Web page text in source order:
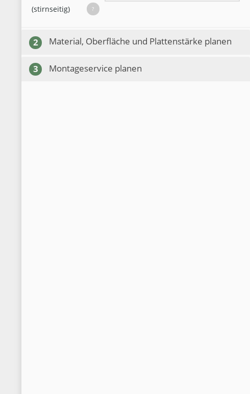
(stirnseitig) ?
2 Material, Oberfläche und Plattenstärke planen
3 Montageservice planen